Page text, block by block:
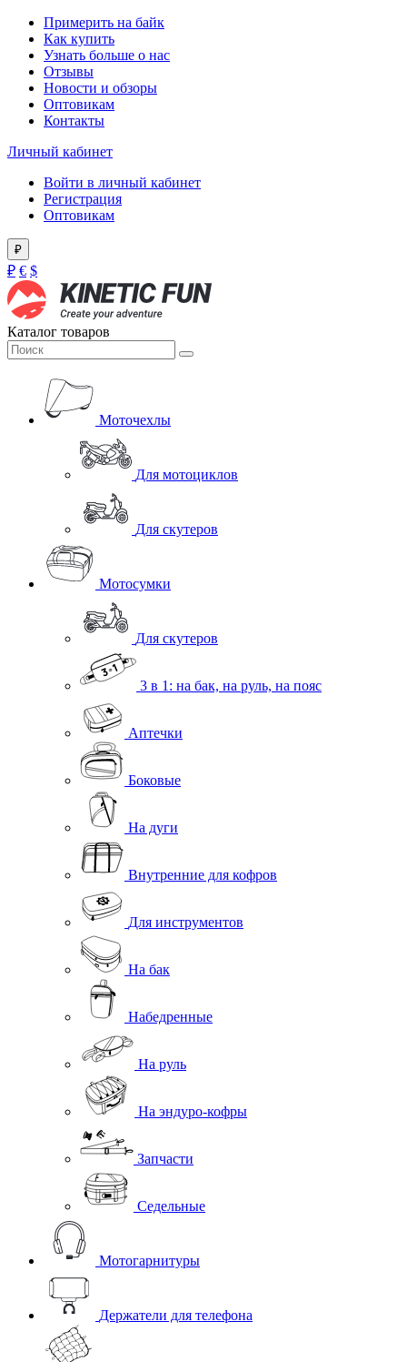
Примерить на байк
Как купить
Узнать больше о нас
Отзывы
Новости и обзоры
Оптовикам
Контакты
Личный кабинет
Войти в личный кабинет
Регистрация
Оптовикам
₽
₽ € $
Каталог товаров
Моточехлы
Для мотоциклов
Для скутеров
Мотосумки
Для скутеров
3 в 1: на бак, на руль, на пояс
Аптечки
Боковые
На дуги
Внутренние для кофров
Для инструментов
На бак
Набедренные
На руль
На эндуро-кофры
Запчасти
Седельные
Мотогарнитуры
Держатели для телефона